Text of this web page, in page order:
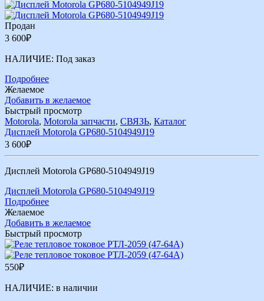
Продан
3 600₽
НАЛИЧИЕ: Под заказ
Подробнее
Желаемое
Добавить в желаемое
Быстрый просмотр
Motorola, Motorola запчасти, СВЯЗЬ, Каталог
Дисплей Motorola GP680-5104949J19
3 600₽
Дисплей Motorola GP680-5104949J19
Дисплей Motorola GP680-5104949J19
Подробнее
Желаемое
Добавить в желаемое
Быстрый просмотр
550₽
НАЛИЧИЕ: в наличии